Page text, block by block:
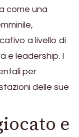
come una
a livello di
e leadership. I
per
delle sue
e